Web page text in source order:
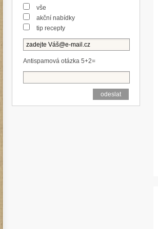
vše
akční nabídky
tip recepty
Antispamová otázka 5+2=